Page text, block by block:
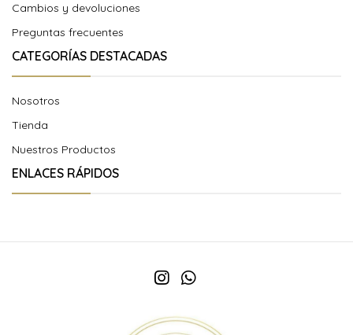
Cambios y devoluciones
Preguntas frecuentes
CATEGORÍAS DESTACADAS
Nosotros
Tienda
Nuestros Productos
ENLACES RÁPIDOS